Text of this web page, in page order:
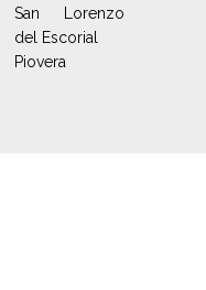
San Lorenzo
del Escorial
Piovera